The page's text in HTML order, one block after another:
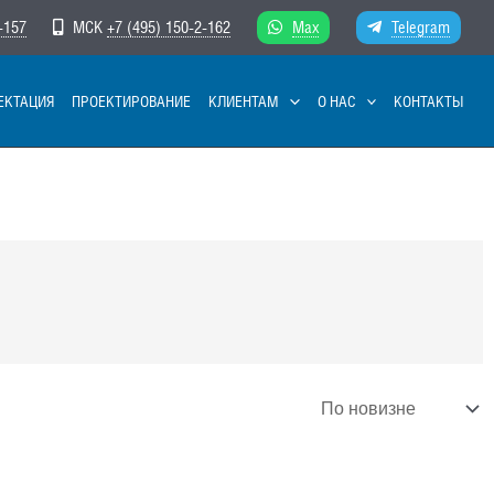
МСК +7 (495) 150-2-162 Max Telegram
ПРОЕКТИРОВАНИЕ КЛИЕНТАМ О НАС КОНТАКТЫ